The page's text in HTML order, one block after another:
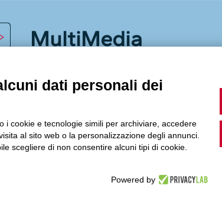
MultiMedia
i nostri video, storie e webinar.
dati personali dei
i cookie e tecnologie simili per archiviare, accedere
al sito web o la personalizzazione degli annunci.
scegliere di non consentire alcuni tipi di cookie.
Powered by